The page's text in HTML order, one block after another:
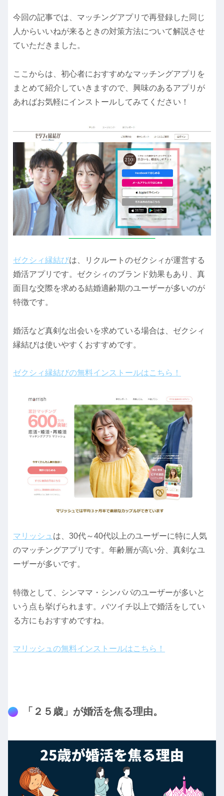
今回の記事では、マッチングアプリで再登録した同じ
人からいいねが来るときの対策方法について解説させ
ていただきました。
ここからは、初心者におすすめなマッチングアプリを
まとめて紹介していきますので、興味のあるアプリが
あればお気軽にインストールしてみてください！
ゼクシィ縁結びは、リクルートのゼクシィが運営する
婚活アプリです。ゼクシィのブランド効果もあり、真
面目な交際を求める結婚適齢期のユーザーが多いのが
特徴です。
婚活など真剣な出会いを求めている場合は、ゼクシィ
縁結びは使いやすくおすすめです。
ゼクシィ縁結びの無料インストールはこちら！
マリッシュ は、30代～40代以上のユーザーに特に人気
のマッチングアプリです。年齢層が高い分、真剣なユ
ーザーが多いです。
特徴として、シンママ・シンパパのユーザーが多いと
いう点も挙げられます。バツイチ以上で婚活をしてい
る方にもおすすめですね。
マリッシュの無料インストールはこちら！
「２５歳」が婚活を焦る理由。